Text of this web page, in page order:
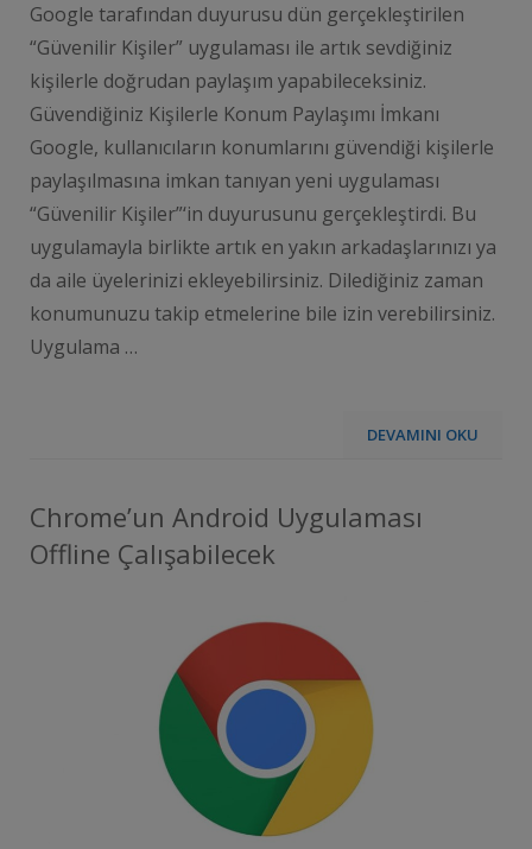
Google tarafından duyurusu dün gerçekleştirilen
“Güvenilir Kişiler” uygulaması ile artık sevdiğiniz
kişilerle doğrudan paylaşım yapabileceksiniz.
Güvendiğiniz Kişilerle Konum Paylaşımı İmkanı
Google, kullanıcıların konumlarını güvendiği kişilerle
paylaşılmasına imkan tanıyan yeni uygulaması
“Güvenilir Kişiler”‘in duyurusunu gerçekleştirdi. Bu
uygulamayla birlikte artık en yakın arkadaşlarınızı ya
da aile üyelerinizi ekleyebilirsiniz. Dilediğiniz zaman
konumunuzu takip etmelerine bile izin verebilirsiniz.
Uygulama …
DEVAMINI OKU
Chrome’un Android Uygulaması
Offline Çalışabilecek